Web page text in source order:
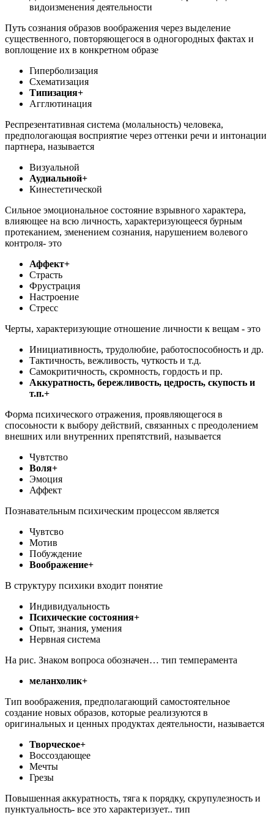
видоизменения деятельности
Путь сознания образов воображения через выделение
существенного, повторяющегося в одногородных фактах и
воплощение их в конкретном образе
Гиперболизация
Схематизация
Типизация+
Агглютинация
Респрезентативная система (молальность) человека,
предпологающая восприятие через оттенки речи и интонации
партнера, называется
Визуальной
Аудиальной+
Кинестетической
Сильное эмоциональное состояние взрывного характера,
влияющее на всю личность, характеризующееся бурным
протеканием, зменением сознания, нарушением волевого
контроля- это
Аффект+
Страсть
Фрустрация
Настроение
Стресс
Черты, характеризующие отношение личности к вещам - это
Инициативность, трудолюбие, работоспособность и др.
Тактичность, вежливость, чуткость и т.д.
Самокритичность, скромность, гордость и пр.
Аккуратность, бережливость, цедрость, скупость и
т.п.+
Форма психического отражения, проявляющегося в
спосоьности к выбору действий, связанных с преодолением
внешних или внутренних препятствий, называется
Чувтство
Воля+
Эмоция
Аффект
Познавательным психическим процессом является
Чувтсво
Мотив
Побуждение
Воображение+
В структуру психики входит понятие
Индивидуальность
Психические состояния+
Опыт, знания, умения
Нервная система
На рис. Знаком вопроса обозначен… тип темперамента
меланхолик+
Тип воображения, предполагающий самостоятельное
создание новых образов, которые реализуются в
оригинальных и ценных продуктах деятельности, называется
Творческое+
Воссоздающее
Мечты
Грезы
Повышенная аккуратность, тяга к порядку, скрупулезность и
пунктуальность- все это характеризует.. тип